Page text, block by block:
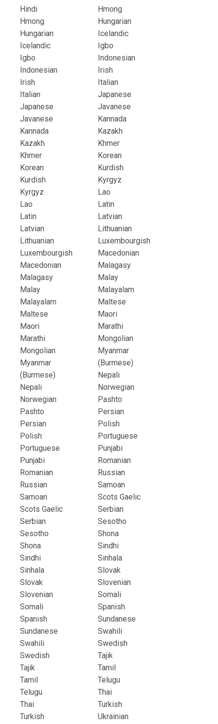
Hindi
Hmong
Hungarian
Icelandic
Igbo
Indonesian
Irish
Italian
Japanese
Javanese
Kannada
Kazakh
Khmer
Korean
Kurdish
Kyrgyz
Lao
Latin
Latvian
Lithuanian
Luxembourgish
Macedonian
Malagasy
Malay
Malayalam
Maltese
Maori
Marathi
Mongolian
Myanmar
(Burmese)
Nepali
Norwegian
Pashto
Persian
Polish
Portuguese
Punjabi
Romanian
Russian
Samoan
Scots Gaelic
Serbian
Sesotho
Shona
Sindhi
Sinhala
Slovak
Slovenian
Somali
Spanish
Sundanese
Swahili
Swedish
Tajik
Tamil
Telugu
Thai
Turkish
Hmong
Hungarian
Icelandic
Igbo
Indonesian
Irish
Italian
Japanese
Javanese
Kannada
Kazakh
Khmer
Korean
Kurdish
Kyrgyz
Lao
Latin
Latvian
Lithuanian
Luxembourgish
Macedonian
Malagasy
Malay
Malayalam
Maltese
Maori
Marathi
Mongolian
Myanmar
(Burmese)
Nepali
Norwegian
Pashto
Persian
Polish
Portuguese
Punjabi
Romanian
Russian
Samoan
Scots Gaelic
Serbian
Sesotho
Shona
Sindhi
Sinhala
Slovak
Slovenian
Somali
Spanish
Sundanese
Swahili
Swedish
Tajik
Tamil
Telugu
Thai
Turkish
Ukrainian